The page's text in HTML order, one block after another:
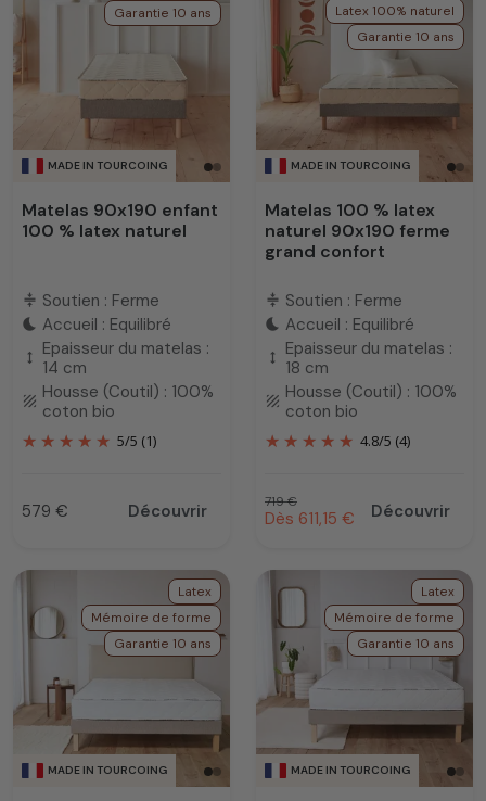
MADE IN TOURCOING
Garantie 10 ans
Matelas 90x190 enfant
100 % latex naturel
compress Soutien : Ferme
bedtime Accueil : Equilibré
height
Epaisseur du matelas :
14 cm
texture Housse (Coutil) : 100%
coton bio
5/5 (1)
Prix
579 € Découvrir
MADE IN TOURCOING
Latex 100% naturel
Garantie 10 ans
Matelas 100 % latex
naturel 90x190 ferme
grand confort
compress Soutien : Ferme
bedtime Accueil : Equilibré
height
Epaisseur du matelas :
18 cm
texture Housse (Coutil) : 100%
coton bio
4.8/5 (4)
Prix habituel
719 €
Prix promotionnel
Dès 611,15 € Découvrir
MADE IN TOURCOING
Latex
Mémoire de forme
Garantie 10 ans
MADE IN TOURCOING
Latex
Mémoire de forme
Garantie 10 ans